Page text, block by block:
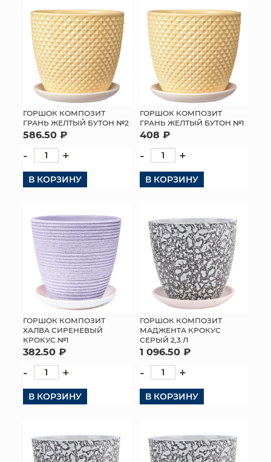
ГОРШОК КОМПОЗИТ
ГРАНЬ ЖЕЛТЫЙ БУТОН №2
586.50 ₽
- +
В КОРЗИНУ
ГОРШОК КОМПОЗИТ
ГРАНЬ ЖЕЛТЫЙ БУТОН №1
408 ₽
- +
В КОРЗИНУ
ГОРШОК КОМПОЗИТ
ХАЛВА СИРЕНЕВЫЙ
КРОКУС №1
382.50 ₽
- +
В КОРЗИНУ
ГОРШОК КОМПОЗИТ
МАДЖЕНТА КРОКУС
СЕРЫЙ 2,3 Л
1 096.50 ₽
- +
В КОРЗИНУ